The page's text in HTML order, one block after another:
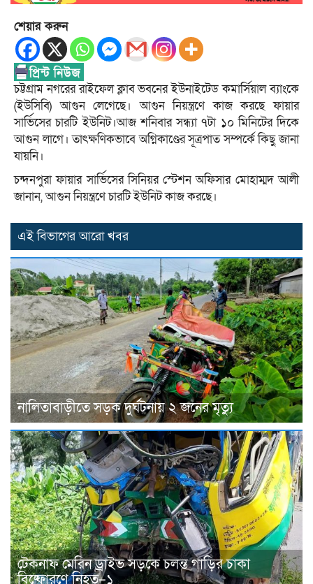
শেয়ার করুন
চট্টগ্রাম নগরের রাইফেল ক্লাব ভবনের ইউনাইটেড কমার্সিয়াল ব্যাংকে
(ইউসিবি) আগুন লেগেছে। আগুন নিয়ন্ত্রণে কাজ করছে ফায়ার
সার্ভিসের চারটি ইউনিট।আজ শনিবার সন্ধ্যা ৭টা ১০ মিনিটের দিকে
আগুন লাগে। তাৎক্ষণিকভাবে অগ্নিকাণ্ডের সূত্রপাত সম্পর্কে কিছু জানা
যায়নি।
চন্দনপুরা ফায়ার সার্ভিসের সিনিয়র স্টেশন অফিসার মোহাম্মদ আলী
জানান, আগুন নিয়ন্ত্রণে চারটি ইউনিট কাজ করছে।
এই বিভাগের আরো খবর
নালিতাবাড়ীতে সড়ক দুর্ঘটনায় ২ জনের মৃত্যু
টেকনাফ মেরিন ড্রাইভ সড়কে চলন্ত গাড়ির চাকা
বিষ্ফোরণে নিহত–১